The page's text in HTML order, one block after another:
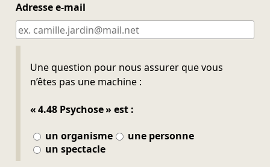
Adresse e-mail
Une question pour nous assurer que vous
n’êtes pas une machine :
« 4.48 Psychose » est :
un organisme
une personne
un spectacle
Ne pas remplir